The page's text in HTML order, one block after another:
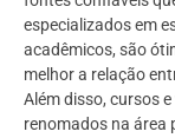
especializados em
acadêmicos, são
melhor a relação
Além disso, cursos
renomados na área